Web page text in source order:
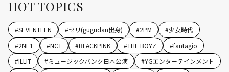
HOT TOPICS
#SEVENTEEN #セリ(gugudan出身) #2PM #少女時代
#2NE1 #NCT #BLACKPINK #THE BOYZ #fantagio
#ILLIT #ミュージックバンク日本公演 #YGエンターテインメント